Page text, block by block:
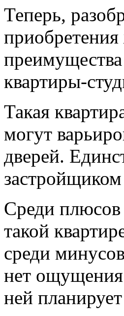
Теперь,
приобретения
квартиры-
Такая
могут
дверей.
Среди плюсов
такой
среди
нет ощущения
ней